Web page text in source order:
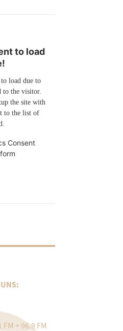
to load
load due to
to the visitor.
the site with
to the list of
Consent
FM + 96.9 FM